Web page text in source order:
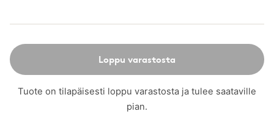
Loppu varastosta
Tuote on tilapäisesti loppu varastosta ja tulee saataville
pian.